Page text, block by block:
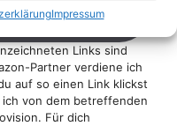
Impressum
Links sind
Partner verdiene ich
auf so einen Link klickst
von dem betreffenden
Für dich